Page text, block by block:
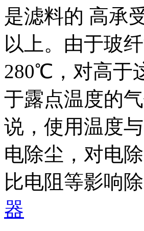
是滤料的 高承
以上。由于玻
280℃，对高于
于露点温度的
说，使用温度
电除尘，对电
比电阻等影响
器